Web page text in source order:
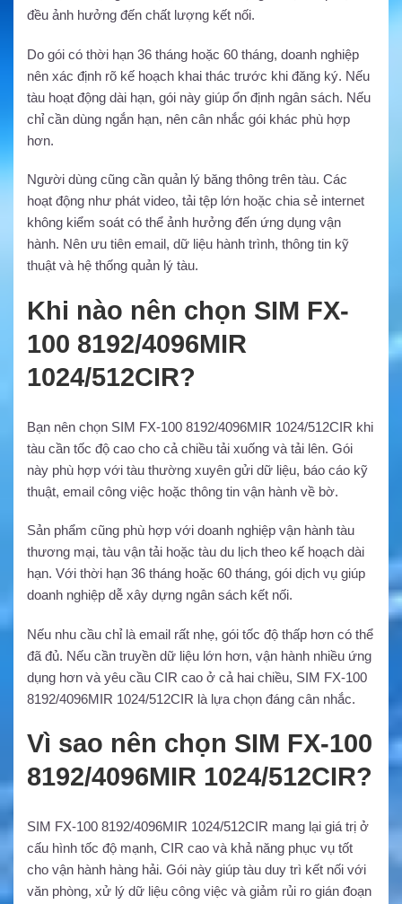
đều ảnh hưởng đến chất lượng kết nối.
Do gói có thời hạn 36 tháng hoặc 60 tháng, doanh nghiệp
nên xác định rõ kế hoạch khai thác trước khi đăng ký. Nếu
tàu hoạt động dài hạn, gói này giúp ổn định ngân sách. Nếu
chỉ cần dùng ngắn hạn, nên cân nhắc gói khác phù hợp
hơn.
Người dùng cũng cần quản lý băng thông trên tàu. Các
hoạt động như phát video, tải tệp lớn hoặc chia sẻ internet
không kiểm soát có thể ảnh hưởng đến ứng dụng vận
hành. Nên ưu tiên email, dữ liệu hành trình, thông tin kỹ
thuật và hệ thống quản lý tàu.
Khi nào nên chọn SIM FX-
100 8192/4096MIR
1024/512CIR?
Bạn nên chọn SIM FX-100 8192/4096MIR 1024/512CIR khi
tàu cần tốc độ cao cho cả chiều tải xuống và tải lên. Gói
này phù hợp với tàu thường xuyên gửi dữ liệu, báo cáo kỹ
thuật, email công việc hoặc thông tin vận hành về bờ.
Sản phẩm cũng phù hợp với doanh nghiệp vận hành tàu
thương mại, tàu vận tải hoặc tàu du lịch theo kế hoạch dài
hạn. Với thời hạn 36 tháng hoặc 60 tháng, gói dịch vụ giúp
doanh nghiệp dễ xây dựng ngân sách kết nối.
Nếu nhu cầu chỉ là email rất nhẹ, gói tốc độ thấp hơn có thể
đã đủ. Nếu cần truyền dữ liệu lớn hơn, vận hành nhiều ứng
dụng hơn và yêu cầu CIR cao ở cả hai chiều, SIM FX-100
8192/4096MIR 1024/512CIR là lựa chọn đáng cân nhắc.
Vì sao nên chọn SIM FX-100
8192/4096MIR 1024/512CIR?
SIM FX-100 8192/4096MIR 1024/512CIR mang lại giá trị ở
cấu hình tốc độ mạnh, CIR cao và khả năng phục vụ tốt
cho vận hành hàng hải. Gói này giúp tàu duy trì kết nối với
văn phòng, xử lý dữ liệu công việc và giảm rủi ro gián đoạn